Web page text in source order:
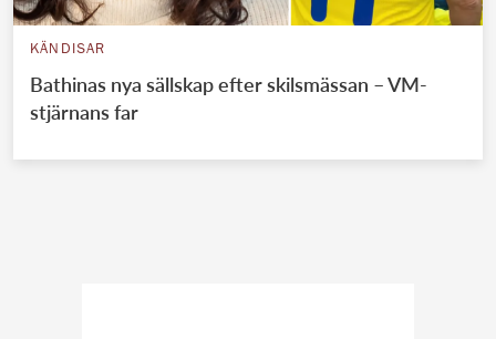
KÄNDISAR
Bathinas nya sällskap efter skilsmässan – VM-
stjärnans far